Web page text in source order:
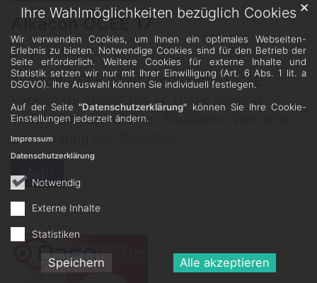
Ihre Wahlmöglichkeiten bezüglich Cookies
Wir verwenden Cookies, um Ihnen ein optimales Webseiten-
Erlebnis zu bieten. Notwendige Cookies sind für den Betrieb der
Seite erforderlich. Weitere Cookies für externe Inhalte und
Statistik setzen wir nur mit Ihrer Einwilligung (Art. 6 Abs. 1 lit. a
DSGVO). Ihre Auswahl können Sie individuell festlegen.
Auf der Seite"Datenschutzerklärung" können Sie Ihre Cookie-
Einstellungen jederzeit ändern.
Notwendig
Externe Inhalte
Statistiken
Speichern Alle akzeptieren
✕
Impressum
Datenschutzerklärung
Alkacon OCEE 17
9. Apr. 2024
Alkacon OCEE 17 ist die aktuelle OCEE
Version für OpenCms 17. Diese Version
verbessert das Cluster Shutdown Verhalten
bei Nutzung der CmsShell.
Mehr